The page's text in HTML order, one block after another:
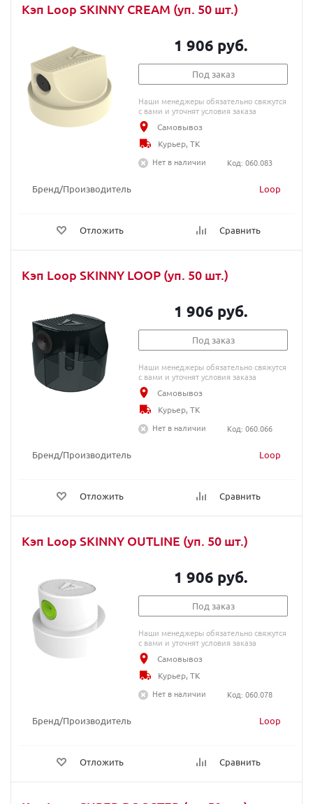
Кэп Loop SKINNY CREAM (уп. 50 шт.)
Бренд/Производитель Loop
Отложить Сравнить
1 906 руб.
Под заказ
Наши менеджеры обязательно свяжутся
с вами и уточнят условия заказа
Самовывоз
Курьер, ТК
Нет в наличии
Код: 060.083
Кэп Loop SKINNY LOOP (уп. 50 шт.)
Бренд/Производитель Loop
Отложить Сравнить
1 906 руб.
Под заказ
Наши менеджеры обязательно свяжутся
с вами и уточнят условия заказа
Самовывоз
Курьер, ТК
Нет в наличии
Код: 060.066
Кэп Loop SKINNY OUTLINE (уп. 50 шт.)
Бренд/Производитель Loop
Отложить Сравнить
1 906 руб.
Под заказ
Наши менеджеры обязательно свяжутся
с вами и уточнят условия заказа
Самовывоз
Курьер, ТК
Нет в наличии
Код: 060.078